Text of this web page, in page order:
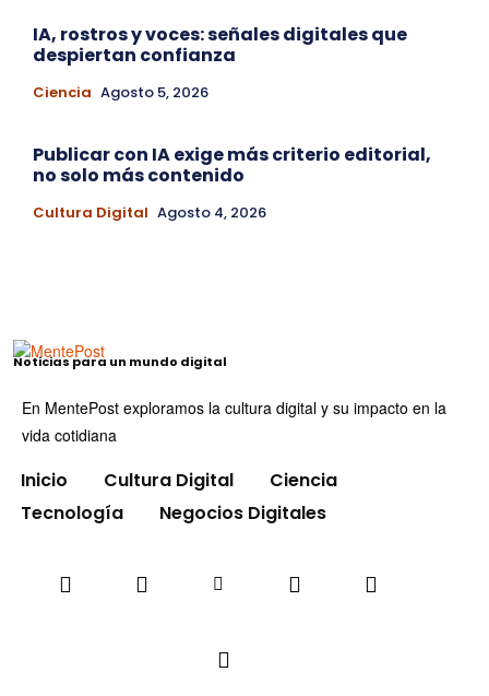
IA, rostros y voces: señales digitales que
despiertan confianza
Ciencia Agosto 5, 2026
Publicar con IA exige más criterio editorial,
no solo más contenido
Cultura Digital Agosto 4, 2026
Noticias para un mundo digital
En MentePost exploramos la cultura digital y su impacto en la
vida cotidiana
Inicio Cultura Digital
Ciencia
Tecnología
Negocios Digitales